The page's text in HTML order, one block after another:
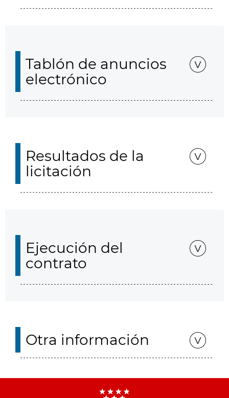
Tablón de anuncios
electrónico
Resultados de la
licitación
Ejecución del
contrato
Otra información